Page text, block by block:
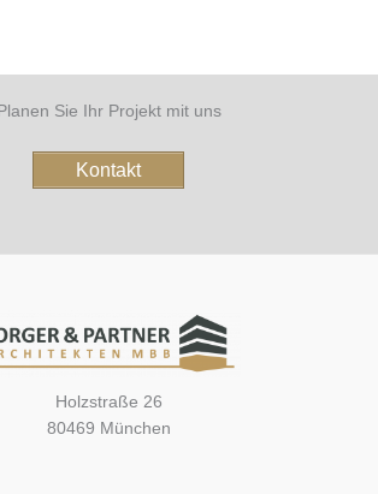
Planen Sie Ihr Projekt mit uns
Kontakt
Holzstraße 26
80469 München